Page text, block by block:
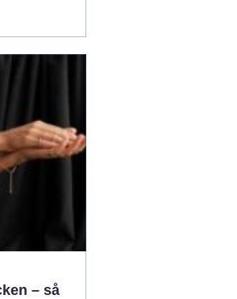
fira
eller
i ord.
om
sig
– så